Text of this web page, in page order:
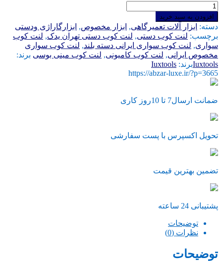
لنت
کوب
دستی
سواری
تهران
یدک
دسته
بلند
و
عدد
مخصوص
افزودن به سبد خرید
دسته: ابزار آلات تعمیرگاهی, ابزار مخصوص, ابزارگاراژی ودستی
برچسب: لنت کوب دستی, لنت کوب دستی تهران یدک, لنت کوب
سواری, لنت کوب سواری ایرانی دسته بلند, لنت کوب سواری
مخصوص ایرانی, لنت کوب کامیونی, لنت کوب مینی بوسی برند:
Iuxtoolsبرند: Iuxtools
https://abzar-luxe.ir/?p=3665
ضمانت ارسال7 تا 10روز کاری
تحویل اکسپرس با پست سفارشی
تضمین بهترین قیمت
پشتیبانی 24 ساعته
توضیحات
نظرات (0)
توضیحات